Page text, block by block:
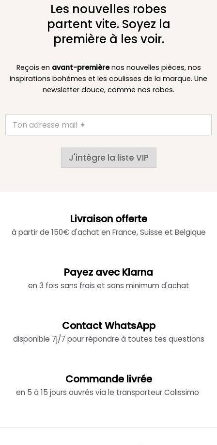
Les nouvelles robes
partent vite. Soyez la
première à les voir.
Reçois en avant-premièrenos nouvelles pièces, nos
inspirations bohèmes et les coulisses de la marque. Une
newsletter douce, comme nos robes.
J'intègre la liste VIP
Livraison offerte
à partir de 150€ d'achat en France, Suisse et Belgique
Payez avec Klarna
en 3 fois sans frais et sans minimum d'achat
Contact WhatsApp
disponible 7j/7 pour répondre à toutes tes questions
Commande livrée
en 5 à 15 jours ouvrés via le transporteur Colissimo